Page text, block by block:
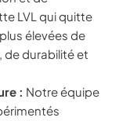
LVL qui quitte
élevées de
de durabilité et
: Notre équipe